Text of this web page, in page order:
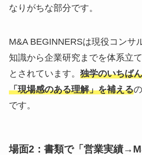
なりがちな部分です。
M&A BEGINNERSは現役コンサ
知識から企業研究までを体系立
とされています。 独学のいちば
「現場感のある理解」を補える
です。
場面2：書類で「営業実績